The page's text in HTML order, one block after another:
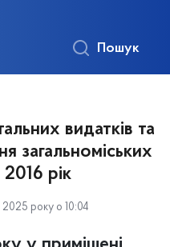
Пошук
видатків та
загальноміських
рік
2025 року о 10:04